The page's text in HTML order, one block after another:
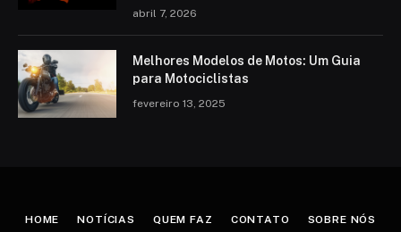
abril 7, 2026
Melhores Modelos de Motos: Um Guia
para Motociclistas
fevereiro 13, 2025
HOME NOTÍCIAS QUEM FAZ CONTATO SOBRE NÓS